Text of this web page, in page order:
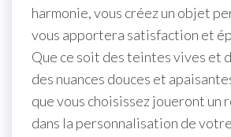
harmonie, vous créez un objet
vous apportera satisfaction et
Que ce soit des teintes vives et
des nuances douces et
que vous choisissez joueront un
dans la personnalisation de